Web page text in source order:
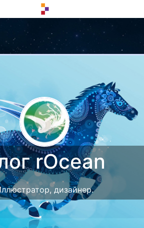
rOcean
дизайнер.